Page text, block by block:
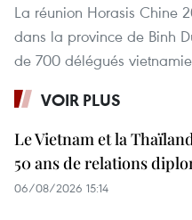
La réunion Horasis Chine
dans la province de Binh
de 700 délégués
VOIR PLUS
Le Vietnam et la
50 ans de relations
06/08/2026 15:14